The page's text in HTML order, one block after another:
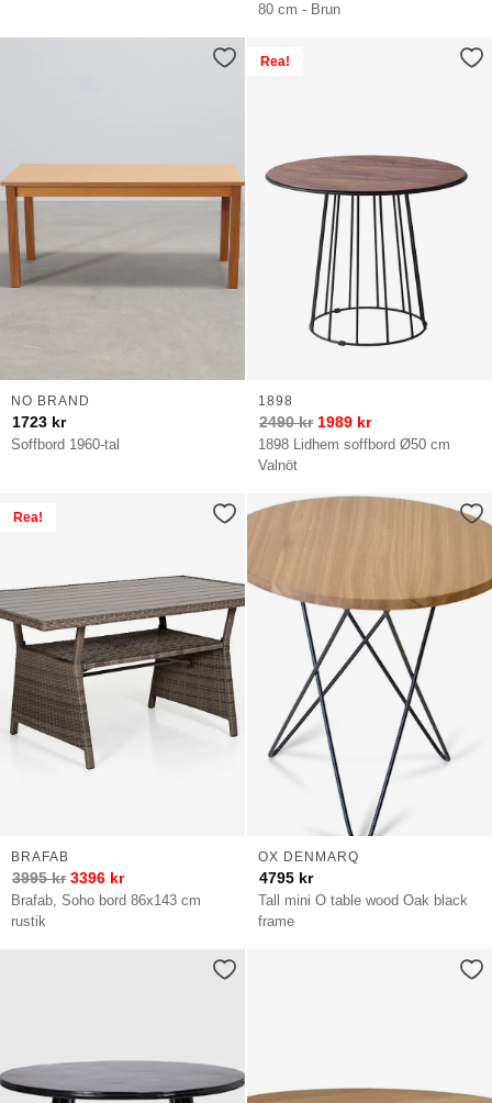
80 cm - Brun
Soffbord 1960-tal
NO BRAND
1723 kr
Rea!
1898 Lidhem soffbord Ø50 cm
Valnöt
1898
2490kr 1989 kr
Rea!
Brafab, Soho bord 86x143 cm
rustik
BRAFAB
3995kr 3396 kr
Tall mini O table wood Oak black
frame
OX DENMARQ
4795 kr